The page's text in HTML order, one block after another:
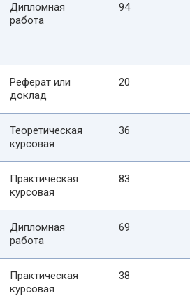
Дипломная
работа
94
Реферат или
доклад
20
Теоретическая
курсовая
36
Практическая
курсовая
83
Дипломная
работа
69
Практическая
курсовая
38